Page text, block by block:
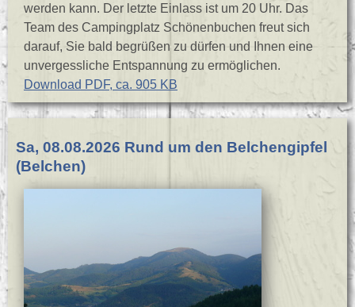
werden kann. Der letzte Einlass ist um 20 Uhr. Das
Team des Campingplatz Schönenbuchen freut sich
darauf, Sie bald begrüßen zu dürfen und Ihnen eine
unvergessliche Entspannung zu ermöglichen.
Download PDF, ca. 905 KB
Sa, 08.08.2026 Rund um den Belchengipfel
(Belchen)